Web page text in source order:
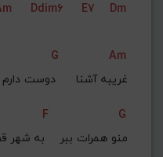
Ddim6 E7 Dm
G
Am
غریبه آشنا     دوست دارم
F
G
منو همرات ببر    به شهر